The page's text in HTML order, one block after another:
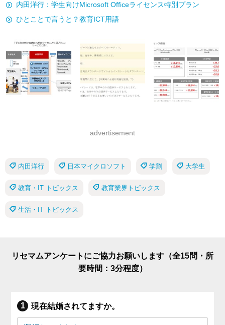
内田洋行：学生向けMicrosoft Officeライセンス特別プラン
ひとことで言うと？教育ICT用語
advertisement
内田洋行 日本マイクロソフト 学割 大学生
教育・IT トピックス 教育業界トピックス
生活・IT トピックス
リセマムアンケートにご協力お願いします（全15問・所
要時間：3分程度）
現在結婚されてますか。